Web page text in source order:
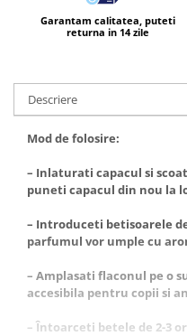
Garantam calitatea, puteti
returna in 14 zile
Descriere
Mod de folosire:
– Inlaturati capacul si
puneti capacul din nou la
– Introduceti betisoarele
parfumul vor umple cu
– Amplasati flaconul pe o
accesibila pentru copii si
– Întoarceti betele de 2-3